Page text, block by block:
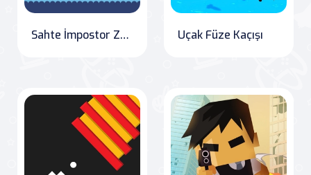
Sahte İmpostor Zombiler Uçak Füze Kaçışı